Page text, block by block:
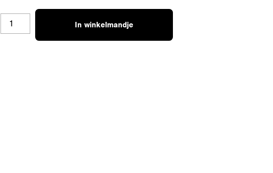
GROOT
HART
SLEUTELHANGER
In winkelmandje